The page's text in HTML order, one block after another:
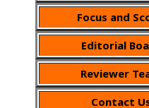
Focus and
Editorial
Reviewer
Contact